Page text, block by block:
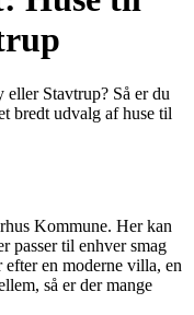
Stavtrup? Så er du
bredt udvalg af huse til
Kommune. Her kan
passer til enhver smag
en moderne villa, en
så er der mange